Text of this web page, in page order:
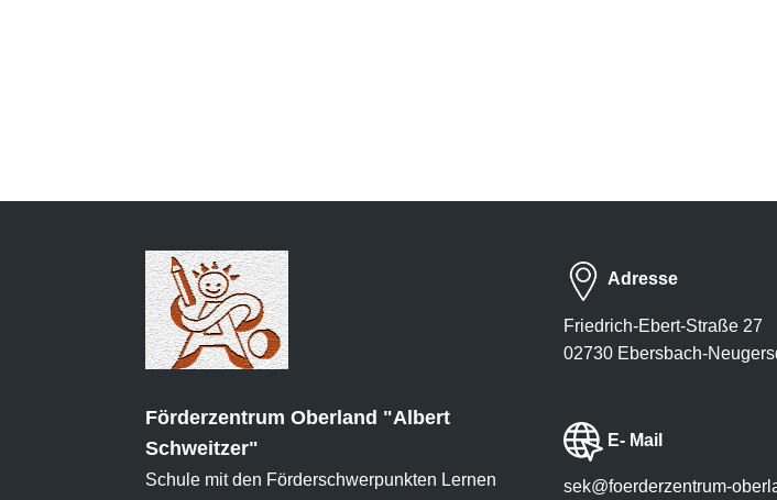
Förderzentrum Oberland "Albert
Schweitzer"
Schule mit den Förderschwerpunkten Lernen
Adresse
Friedrich-Ebert-Straße 27
02730 Ebersbach-
​E- Mail
sek@foerderzentrum-